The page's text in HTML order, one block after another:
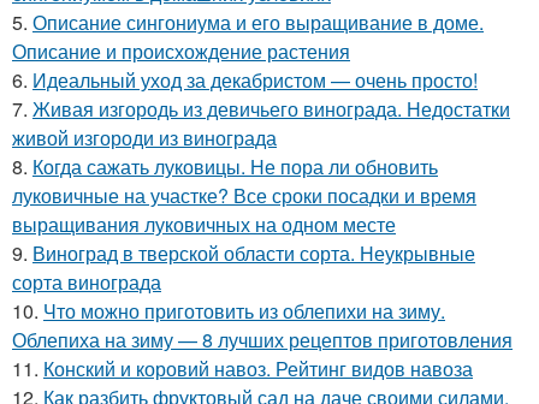
5. Описание сингониума и его выращивание в доме.
Описание и происхождение растения
6. Идеальный уход за декабристом — очень просто!
7. Живая изгородь из девичьего винограда. Недостатки
живой изгороди из винограда
8. Когда сажать луковицы. Не пора ли обновить
луковичные на участке? Все сроки посадки и время
выращивания луковичных на одном месте
9. Виноград в тверской области сорта. Неукрывные
сорта винограда
10. Что можно приготовить из облепихи на зиму.
Облепиха на зиму — 8 лучших рецептов приготовления
11. Конский и коровий навоз. Рейтинг видов навоза
12. Как разбить фруктовый сад на даче своими силами.